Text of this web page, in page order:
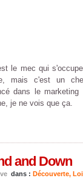
le mec qui
mais c'est un
dans le marketing
je ne vois que ça.
and Down
dans : Découverte,